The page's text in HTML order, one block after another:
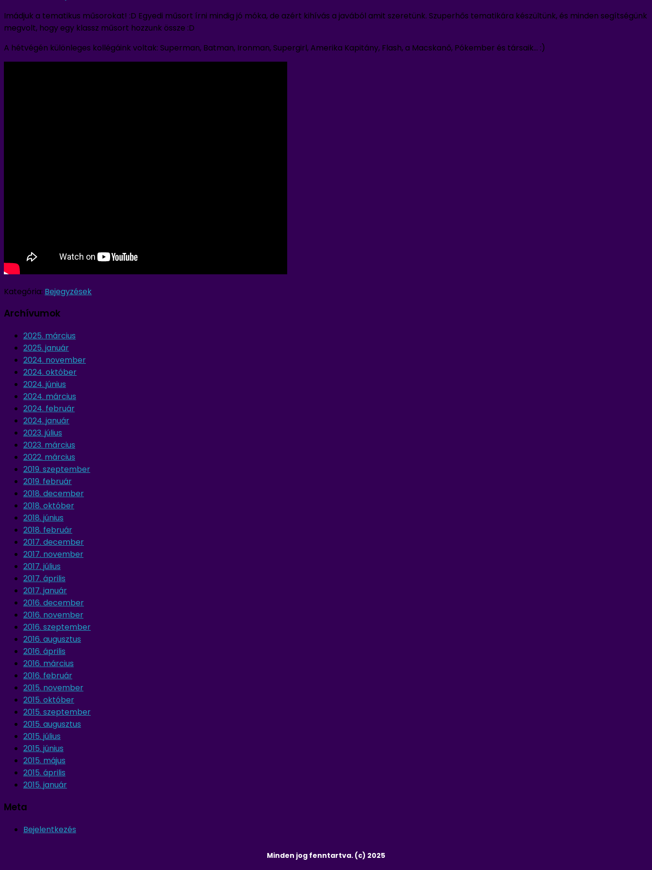
Imádjuk a tematikus műsorokat! :D Egyedi műsort írni mindig jó móka, de azért kihívás a javából amit szeretünk. Szuperhős tematikára készültünk, és minden segítségünk
megvolt, hogy egy klassz műsort hozzunk össze :D
A hétvégén különleges kollégáink voltak: Superman, Batman, Ironman, Supergirl, Amerika Kapitány, Flash, a Macskanő, Pókember és társaik… :)
Kategória: Bejegyzések
Archívumok
2025. március
2025. január
2024. november
2024. október
2024. június
2024. március
2024. február
2024. január
2023. július
2023. március
2022. március
2019. szeptember
2019. február
2018. december
2018. október
2018. június
2018. február
2017. december
2017. november
2017. július
2017. április
2017. január
2016. december
2016. november
2016. szeptember
2016. augusztus
2016. április
2016. március
2016. február
2015. november
2015. október
2015. szeptember
2015. augusztus
2015. július
2015. június
2015. május
2015. április
2015. január
Meta
Bejelentkezés